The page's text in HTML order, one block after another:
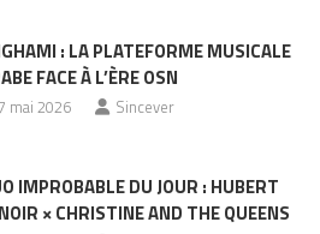
: LA PLATEFORME MUSICALE
FACE À L’ÈRE OSN
mai 2026 Sincever
IMPROBABLE DU JOUR : HUBERT
× CHRISTINE AND THE QUEENS